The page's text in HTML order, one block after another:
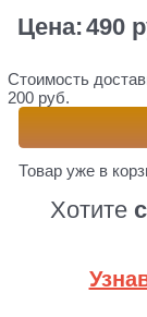
Цена:490
Стоимость
200 руб.
Товар уже в
Хотите